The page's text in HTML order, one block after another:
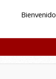
Bienvenido